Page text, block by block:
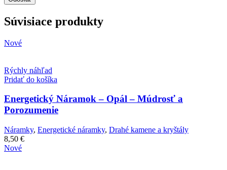
Súvisiace produkty
Nové
Rýchly náhľad
Pridať do košíka
Energetický Náramok – Opál – Múdrosť a
Porozumenie
Náramky, Energetické náramky, Drahé kamene a kryštály
8,50 €
Nové